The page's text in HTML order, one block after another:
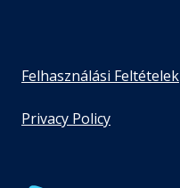
Felhasználási Feltételek
Privacy Policy